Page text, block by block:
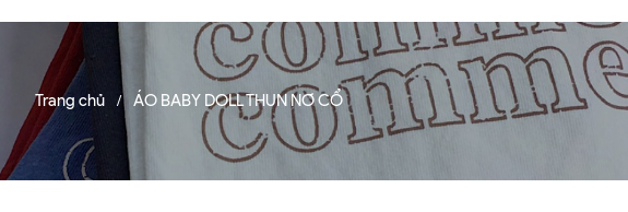
Trang chủ / ÁO BABY DOLL THUN NƠ CỔ